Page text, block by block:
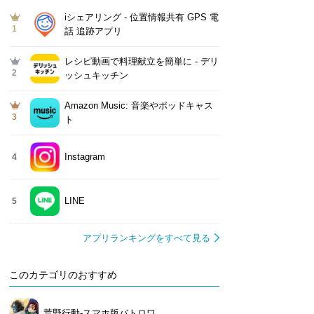
1
iシェアリング - 位置情報共有 GPS 電
話 追跡アプリ
2
レシピ動画で料理献立を簡単‪に - デリ
ッシュキッチン
3
Amazon Music: 音楽やポッドキャス
ト
4 Instagram
5 LINE
アプリランキングをすべて見る
このカテゴリのおすすめ